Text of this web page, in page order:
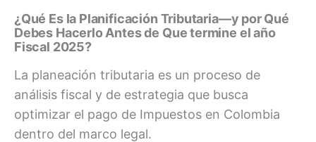
¿Qué Es la Planificación Tributaria—y por Qué
Debes Hacerlo Antes de Que termine el año
Fiscal 2025?
La planeación tributaria es un proceso de
análisis fiscal y de estrategia que busca
optimizar el pago de Impuestos en Colombia
dentro del marco legal.